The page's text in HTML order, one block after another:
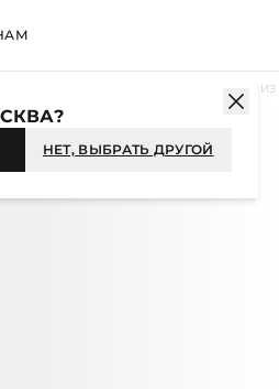
БРЮКИ
НЕТ, ВЫБРАТЬ ДРУГОЙ